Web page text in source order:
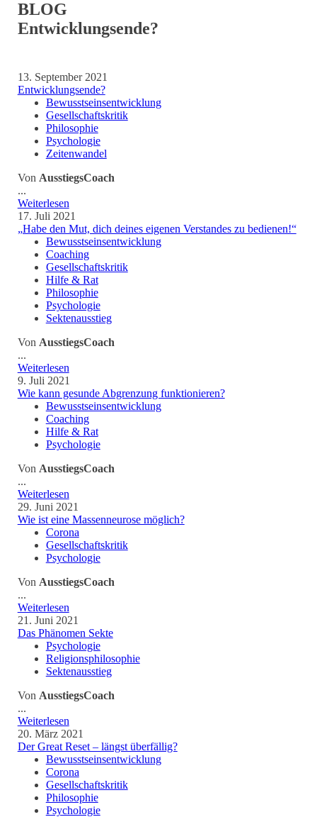
BLOG
Entwicklungsende?
13. September 2021
Entwicklungsende?
Bewusstseinsentwicklung
Gesellschaftskritik
Philosophie
Psychologie
Zeitenwandel
Von AusstiegsCoach
...
Weiterlesen
17. Juli 2021
„Habe den Mut, dich deines eigenen Verstandes zu bedienen!“
Bewusstseinsentwicklung
Coaching
Gesellschaftskritik
Hilfe & Rat
Philosophie
Psychologie
Sektenausstieg
Von AusstiegsCoach
...
Weiterlesen
9. Juli 2021
Wie kann gesunde Abgrenzung funktionieren?
Bewusstseinsentwicklung
Coaching
Hilfe & Rat
Psychologie
Von AusstiegsCoach
...
Weiterlesen
29. Juni 2021
Wie ist eine Massenneurose möglich?
Corona
Gesellschaftskritik
Psychologie
Von AusstiegsCoach
...
Weiterlesen
21. Juni 2021
Das Phänomen Sekte
Psychologie
Religionsphilosophie
Sektenausstieg
Von AusstiegsCoach
...
Weiterlesen
20. März 2021
Der Great Reset – längst überfällig?
Bewusstseinsentwicklung
Corona
Gesellschaftskritik
Philosophie
Psychologie